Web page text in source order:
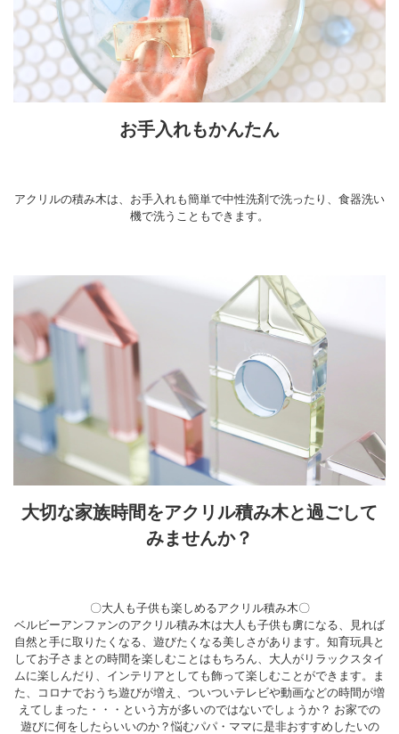
お手入れもかんたん
アクリルの積み木は、お手入れも簡単で中性洗剤で洗ったり、食器洗い
機で洗うこともできます。
大切な家族時間をアクリル積み木と過ごして
みませんか？
〇大人も子供も楽しめるアクリル積み木〇
ベルビーアンファンのアクリル積み木は大人も子供も虜になる、見れば
自然と手に取りたくなる、遊びたくなる美しさがあります。知育玩具と
してお子さまとの時間を楽しむことはもちろん、大人がリラックスタイ
ムに楽しんだり、インテリアとしても飾って楽しむことができます。ま
た、コロナでおうち遊びが増え、ついついテレビや動画などの時間が増
えてしまった・・・という方が多いのではないでしょうか？ お家での
遊びに何をしたらいいのか？悩むパパ・ママに是非おすすめしたいの